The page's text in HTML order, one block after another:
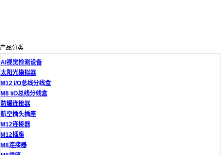
产品分类
AI视觉检测设备
太阳光模拟器
M12 I/O总线分线盒
M8 I/O总线分线盒
防爆连接器
航空插头插座
M12连接器
M12插座
M8连接器